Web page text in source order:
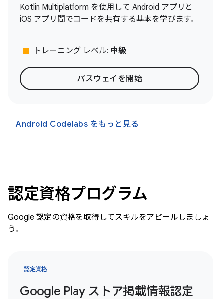
Kotlin Multiplatform を使用して Android アプリと
iOS アプリ間でコードを共有する基本を学びます。
stop トレーニング レベル: 中級
パスウェイを開始
Android Codelabs をもっと見る
認定資格プログラム
Google 認定の資格を取得してスキルをアピールしましょ
う。
認定資格
Google Play ストア掲載情報認定